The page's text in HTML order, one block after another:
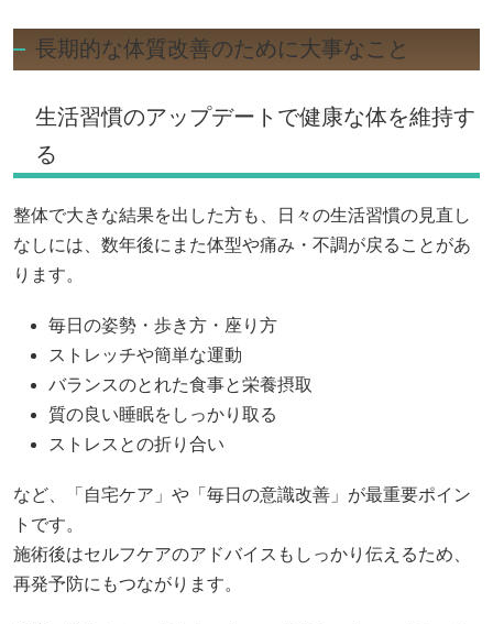
長期的な体質改善のために大事なこと
生活習慣のアップデートで健康な体を維持す
る
整体で大きな結果を出した方も、日々の生活習慣の見直し
なしには、数年後にまた体型や痛み・不調が戻ることがあ
ります。
毎日の姿勢・歩き方・座り方
ストレッチや簡単な運動
バランスのとれた食事と栄養摂取
質の良い睡眠をしっかり取る
ストレスとの折り合い
など、「自宅ケア」や「毎日の意識改善」が最重要ポイン
トです。
施術後はセルフケアのアドバイスもしっかり伝えるため、
再発予防にもつながります。